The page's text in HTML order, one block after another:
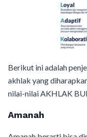
Berikut ini adalah
akhlak yang
nilai-nilai AKHLAK
Amanah